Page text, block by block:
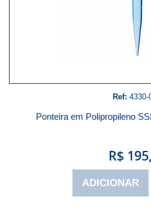
Ref: 4330-
Ponteira em Polipropileno
R$
ADICIONAR